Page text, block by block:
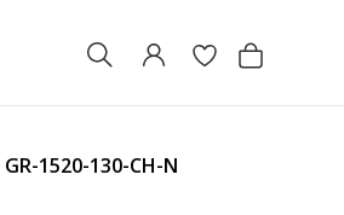
GR-1520-130-CH-N